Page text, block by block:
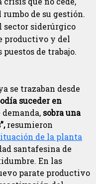
de su gestión.
sector siderúrgico
productivo y del
de trabajo.
se trazaban desde
suceder en
sobra una
resumieron
de la planta
santafesina de
En las
parate productivo